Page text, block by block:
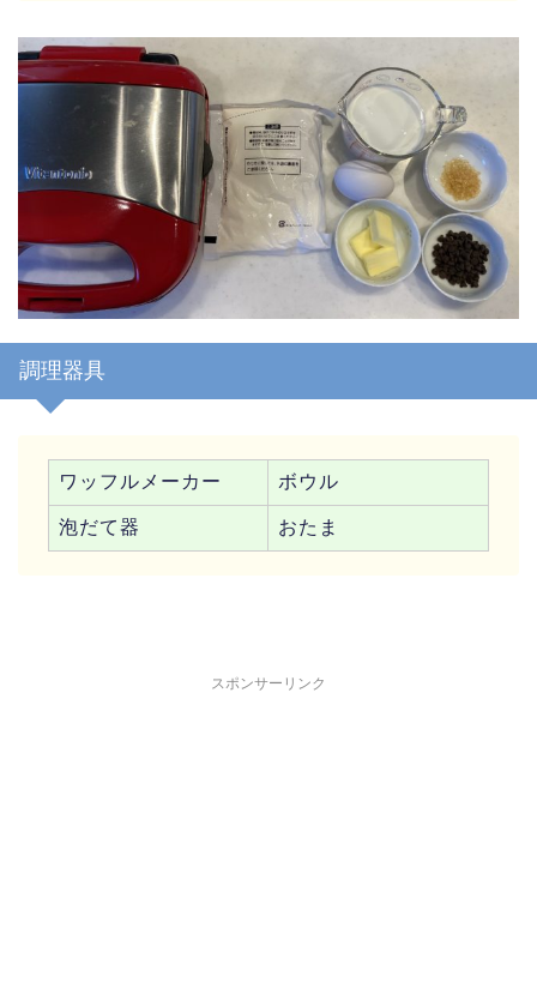
調理器具
ワッフルメーカー ボウル
泡だて器 おたま
スポンサーリンク